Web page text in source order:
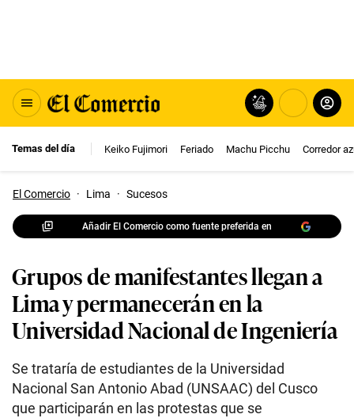
Temas del día Keiko Fujimori Feriado Machu Picchu Corredor
El Comercio · Lima · Sucesos
Añadir El Comercio como fuente preferida en
Grupos de manifestantes llegan a
Lima y permanecerán en la
Universidad Nacional de Ingeniería
Se trataría de estudiantes de la Universidad
Nacional San Antonio Abad (UNSAAC) del Cusco
que participarán en las protestas que se